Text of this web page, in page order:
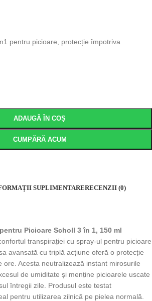
pentru picioare, protecție împotriva
ADAUGĂ ÎN COȘ
CUMPĂRĂ ACUM
SUPLIMENTARERECENZII (0)
Picioare Scholl 3 în 1, 150 ml
transpirației cu spray-ul pentru picioare
avansată cu triplă acțiune oferă o protecție
ore. Acesta neutralizează instant mirosurile
de umiditate și menține picioarele uscate
întregii zile. Produsul este testat
pentru utilizarea zilnică pe pielea normală.